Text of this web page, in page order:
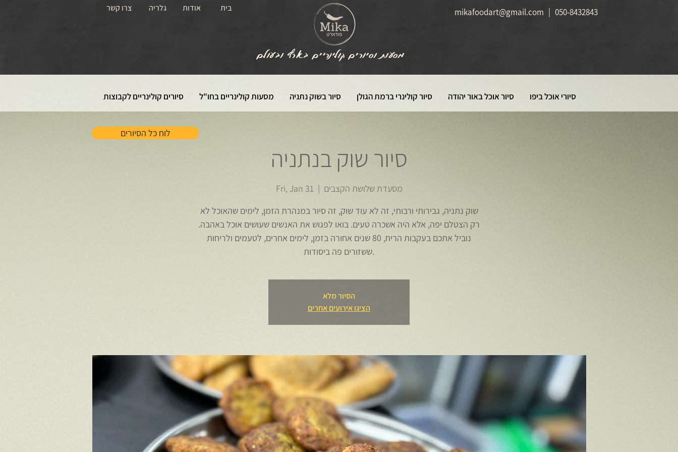
צרו קשר גלריה אודות בית 050-8432843
mikafoodart@gmail.com
מסעות וסיורים קולינריים בארץ ובעולם
סיורי אוכל ביפו סיור אוכל באור יהודה סיור קולינרי ברמת הגולן סיור בשוק נתניה מסעות קולינריים בחו"ל סיורים קולינריים לקבוצות
סיור שוק בנתניה
Fri, Jan 31
  |
מסעדת שלושת הקצבים
שוק נתניה, גבירותי ורבותי, זה לא עוד שוק, זה סיור במנהרת הזמן, לימים שהאוכל לא
רק הצטלם יפה, אלא היה אשכרה טעים. בואו לפגוש את האנשים שעושים אוכל באהבה.
נוביל אתכם בעקבות הריח, 80 שנים אחורה בזמן, לימים אחרים, לטעמים ולריחות
הסיור מלא
הציגו אירועים אחרים
לוח כל הסיורים